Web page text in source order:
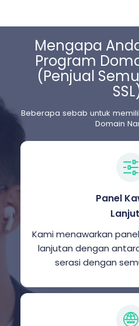
Mengapa
Program
(Penjual
Beberapa sebab untuk
Domain
Panel
Kami menawarkan
lanjutan dengan
serasi dengan